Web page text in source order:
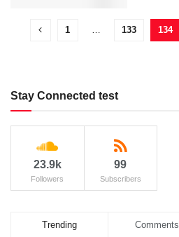
1 … 133 134
Stay Connected test
23.9k
Followers
99
Subscribers
Trending Comments